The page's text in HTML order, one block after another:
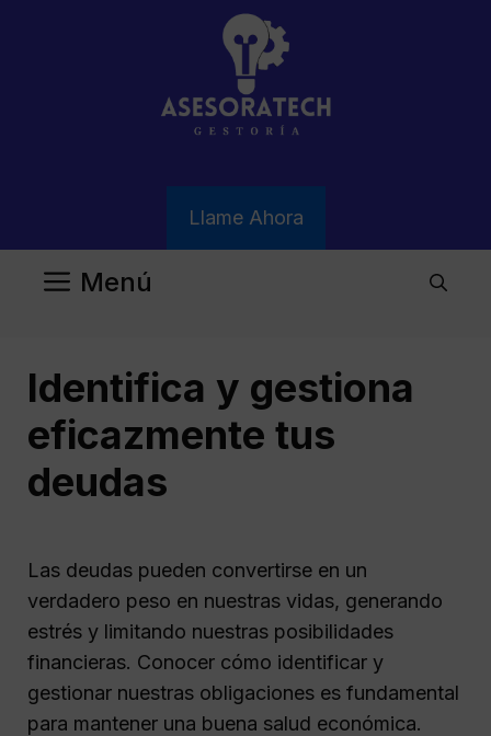
Llame Ahora
Menú
Identifica y gestiona
eficazmente tus
deudas
Las deudas pueden convertirse en un
verdadero peso en nuestras vidas, generando
estrés y limitando nuestras posibilidades
financieras. Conocer cómo identificar y
gestionar nuestras obligaciones es fundamental
para mantener una buena salud económica.